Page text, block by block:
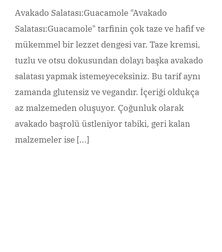
Avakado Salatası:Guacamole "Avakado
Salatası:Guacamole" tarfinin çok taze ve hafif ve
mükemmel bir lezzet dengesi var. Taze kremsi,
tuzlu ve otsu dokusundan dolayı başka avakado
salatası yapmak istemeyeceksiniz. Bu tarif aynı
zamanda glutensiz ve vegandır. İçeriği oldukça
az malzemeden oluşuyor. Çoğunluk olarak
avakado başrolü üstleniyor tabiki, geri kalan
malzemeler ise [...]